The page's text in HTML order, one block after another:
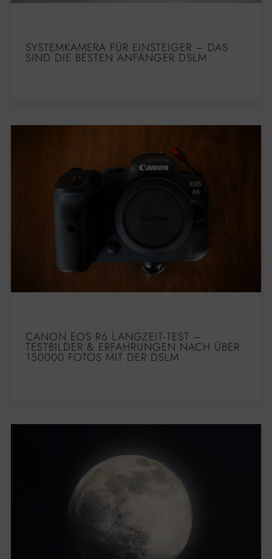
SYSTEMKAMERA FÜR EINSTEIGER – DAS
SIND DIE BESTEN ANFÄNGER DSLM
CANON EOS R6 LANGZEIT-TEST –
TESTBILDER & ERFAHRUNGEN NACH ÜBER
150000 FOTOS MIT DER DSLM